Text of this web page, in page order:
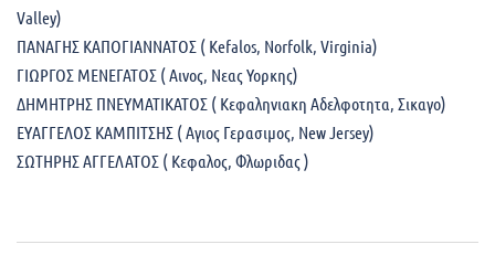
Valley)
ΠΑΝΑΓΗΣ ΚΑΠΟΓΙΑΝΝΑΤΟΣ ( Kefalos, Norfolk, Virginia)
ΓΙΩΡΓΟΣ ΜΕΝΕΓΑΤΟΣ ( Αινος, Νεας Υορκης)
ΔΗΜΗΤΡΗΣ ΠΝΕΥΜΑΤΙΚΑΤΟΣ ( Κεφαληνιακη Αδελφοτητα, Σικαγο)
ΕΥΑΓΓΕΛΟΣ ΚΑΜΠΙΤΣΗΣ ( Αγιος Γερασιμος, New Jersey)
ΣΩΤΗΡΗΣ ΑΓΓΕΛΑΤΟΣ ( Κεφαλος, Φλωριδας )